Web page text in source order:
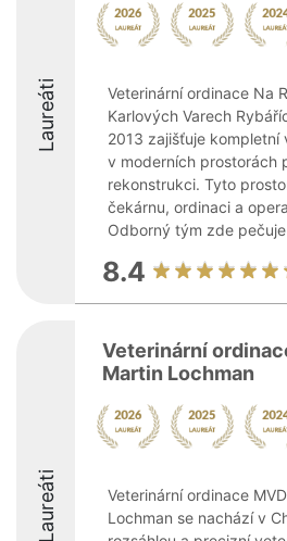
Laureáti
Veterinární ordinace Na
Karlových Varech
2013 zajišťuje kompletní
v moderních prostorách
rekonstrukci. Tyto
čekárnu, ordinaci a
Odborný tým zde
8.4
Laureáti
Veterinární
Martin Lochman
Veterinární ordinace
Lochman se nachází v